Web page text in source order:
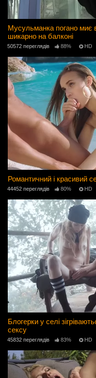
Мусульманка погано миє
шикарно на балконі
50572 переглядів 88% HD
Романтичний і красивий
44452 переглядів 80% HD
Блогерки у селі
сексу
45832 переглядів 83% HD